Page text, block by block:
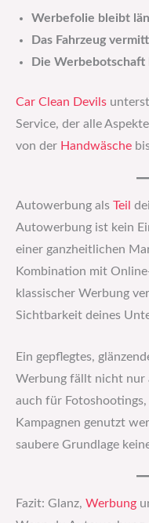
Werbefolie bleibt
Das Fahrzeug
Die
Car Clean Devils
Service, der alle
von der Handwäsche
Autowerbung als Teil
Autowerbung ist kein
einer ganzheitlichen
Kombination mit
klassischer Werbung
Sichtbarkeit deines
Ein gepflegtes,
Werbung fällt nicht nur
auch für
Kampagnen genutzt
saubere Grundlage
Fazit: Glanz, Werbung